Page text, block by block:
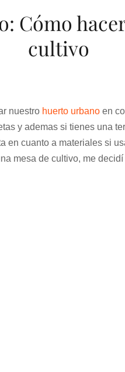
Cómo
cultivo
nuestro huerto urbano en
y ademas si tienes una
en cuanto a materiales si
mesa de cultivo, me